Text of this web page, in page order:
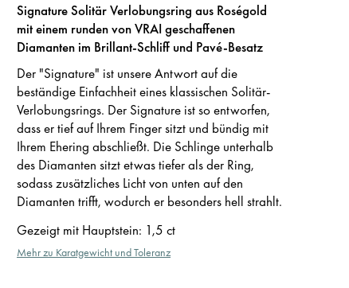
Signature Solitär Verlobungsring aus Roségold
mit einem runden von VRAI geschaffenen
Diamanten im Brillant-Schliff und Pavé-Besatz
Der "Signature" ist unsere Antwort auf die
beständige Einfachheit eines klassischen Solitär-
Verlobungsrings. Der Signature ist so entworfen,
dass er tief auf Ihrem Finger sitzt und bündig mit
Ihrem Ehering abschließt. Die Schlinge unterhalb
des Diamanten sitzt etwas tiefer als der Ring,
sodass zusätzliches Licht von unten auf den
Diamanten trifft, wodurch er besonders hell strahlt.
Gezeigt mit Hauptstein: 1,5 ct
Mehr zu Karatgewicht und Toleranz